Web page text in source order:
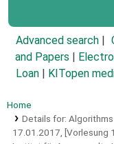
Advanced search
and Papers
Loan
KITopen
Home
Details for:
17.01.2017, [Vorlesung